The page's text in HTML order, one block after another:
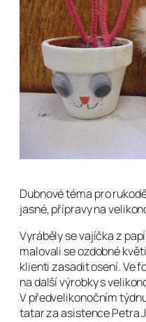
Dubnové téma pro
jasné, přípravy na
Vyráběly se vajíčka z
malovali se ozdobné
klienti zasadit osení. Ve
na další výrobky s
V předvelikonočním
tatar za asistence Petra